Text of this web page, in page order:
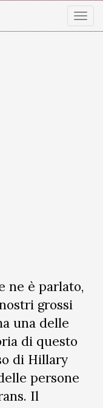
ne è parlato,
grossi
una delle
di questo
di Hillary
persone
Il